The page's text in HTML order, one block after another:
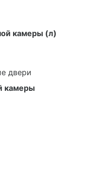
камеры (л)
двери
камеры